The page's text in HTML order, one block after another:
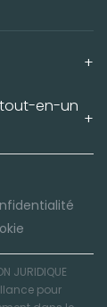
tout-en-un
JURIDIQUE
pour